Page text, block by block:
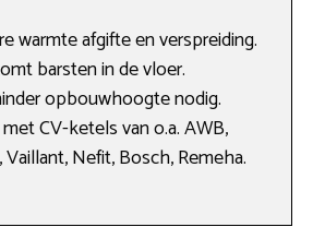
warmte afgifte en verspreiding.
barsten in de vloer.
opbouwhoogte nodig.
CV-ketels van o.a. AWB,
Vaillant, Nefit, Bosch, Remeha.